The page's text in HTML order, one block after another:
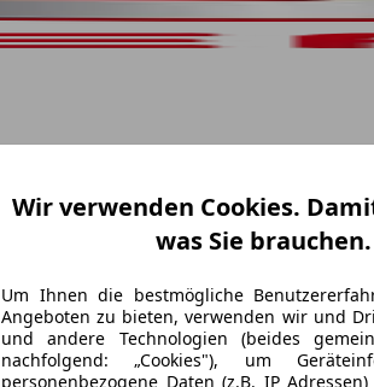
Wir verwenden Cookies.
was Sie brauchen.
Um Ihnen die bestmögliche
Angeboten zu bieten, verwenden wir und
und andere Technologien (beides
nachfolgend: „Cookies"), um
personenbezogene Daten (z.B. IP